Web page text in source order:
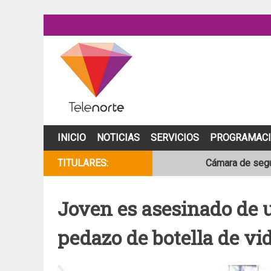
to
content
INICIO NOTICIAS SERVICIOS
TITULARES: Cámara de
Adolescente
Joven es asesinado de
pedazo de botella de